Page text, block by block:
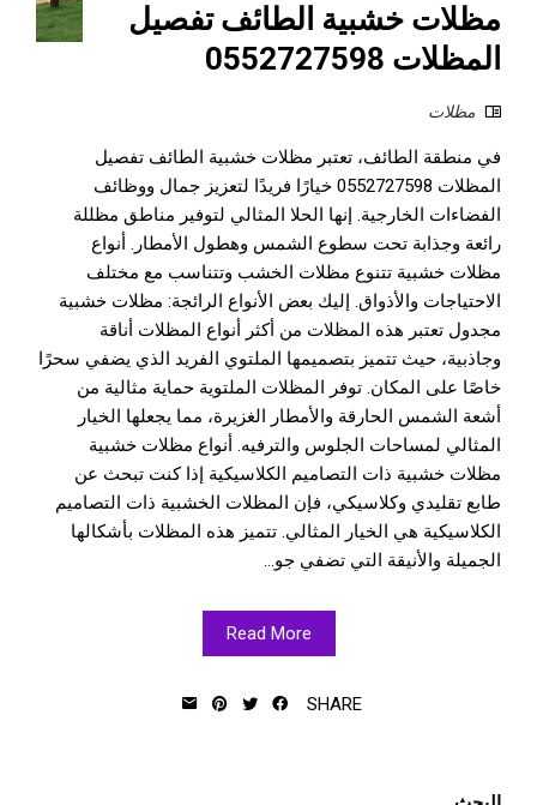
مظلات خشبية الطائف تفصيل
المظلات 0552727598
مظلات
في منطقة الطائف، تعتبر مظلات خشبية الطائف تفصيل
المظلات 0552727598 خيارًا فريدًا لتعزيز جمال ووظائف
الفضاءات الخارجية. إنها الحلا المثالي لتوفير مناطق مظللة
رائعة وجذابة تحت سطوع الشمس وهطول الأمطار. أنواع
مظلات خشبية تتنوع مظلات الخشب وتتناسب مع مختلف
الاحتياجات والأذواق. إليك بعض الأنواع الرائجة: مظلات خشبية
مجدول تعتبر هذه المظلات من أكثر أنواع المظلات أناقة
وجاذبية، حيث تتميز بتصميمها الملتوي الفريد الذي يضفي سحرًا
خاصًا على المكان. توفر المظلات الملتوية حماية مثالية من
أشعة الشمس الحارقة والأمطار الغزيرة، مما يجعلها الخيار
المثالي لمساحات الجلوس والترفيه. أنواع مظلات خشبية
مظلات خشبية ذات التصاميم الكلاسيكية إذا كنت تبحث عن
طابع تقليدي وكلاسيكي، فإن المظلات الخشبية ذات التصاميم
الكلاسيكية هي الخيار المثالي. تتميز هذه المظلات بأشكالها
الجميلة والأنيقة التي تضفي جو...
Read More
SHARE